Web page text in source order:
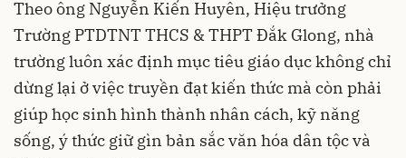
Theo ông Nguyễn Kiến Huyên, Hiệu trưởng
Trường PTDTNT THCS & THPT Đắk Glong, nhà
trường luôn xác định mục tiêu giáo dục không chỉ
dừng lại ở việc truyền đạt kiến thức mà còn phải
giúp học sinh hình thành nhân cách, kỹ năng
sống, ý thức giữ gìn bản sắc văn hóa dân tộc và